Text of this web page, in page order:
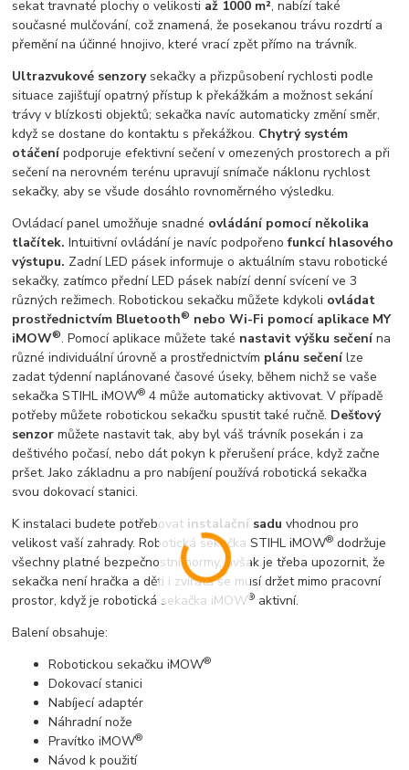
sekat travnaté plochy o velikosti až 1000 m², nabízí také
současné mulčování, což znamená, že posekanou trávu rozdrtí a
přemění na účinné hnojivo, které vrací zpět přímo na trávník.
Ultrazvukové senzorysekačky a přizpůsobení rychlosti podle
situace zajišťují opatrný přístup k překážkám a možnost sekání
trávy v blízkosti objektů; sekačka navíc automaticky změní směr,
když se dostane do kontaktu s překážkou. Chytrý systém
otáčenípodporuje efektivní sečení v omezených prostorech a při
sečení na nerovném terénu upravují snímače náklonu rychlost
sekačky, aby se všude dosáhlo rovnoměrného výsledku.
Ovládací panel umožňuje snadné ovládání pomocí několika
tlačítek. Intuitivní ovládání je navíc podpořenofunkcí hlasového
výstupu. Zadní LED pásek informuje o aktuálním stavu robotické
sekačky, zatímco přední LED pásek nabízí denní svícení ve 3
různých režimech. Robotickou sekačku můžete kdykoli ovládat
prostřednictvím Bluetooth® nebo Wi-Fi pomocí aplikace MY
iMOW®. Pomocí aplikace můžete také nastavit výšku sečenína
různé individuální úrovně a prostřednictvím plánu sečenílze
zadat týdenní naplánované časové úseky, během nichž se vaše
sekačka STIHL iMOW® 4 může automaticky aktivovat. V případě
potřeby můžete robotickou sekačku spustit také ručně. Dešťový
senzormůžete nastavit tak, aby byl váš trávník posekán i za
deštivého počasí, nebo dát pokyn k přerušení práce, když začne
pršet. Jako základnu a pro nabíjení používá robotická sekačka
svou dokovací stanici.
K instalaci budete potřebovat instalační saduvhodnou pro
velikost vaší zahrady. Robotická sekačka STIHL iMOW® dodržuje
všechny platné bezpečnostní normy, avšak je třeba upozornit, že
sekačka není hračka a děti i zvířata se musí držet mimo pracovní
prostor, když je robotická sekačka iMOW® aktivní.
Balení obsahuje:
Robotickou sekačku iMOW®
Dokovací stanici
Nabíjecí adaptér
Náhradní nože
Pravítko iMOW®
Návod k použití